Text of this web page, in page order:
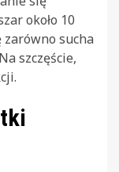
około 10
zarówno sucha
szczęście,